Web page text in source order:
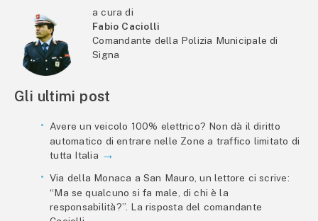
a cura di
Fabio Caciolli
Comandante della Polizia Municipale di
Signa
Gli ultimi post
Avere un veicolo 100% elettrico? Non dà il diritto
automatico di entrare nelle Zone a traffico limitato di
tutta Italia
Via della Monaca a San Mauro, un lettore ci scrive:
“Ma se qualcuno si fa male, di chi è la
responsabilità?”. La risposta del comandante